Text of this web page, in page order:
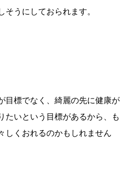
そうにしておられます。
目標でなく、綺麗の先に健康が
たいという目標があるから、も
しくおれるのかもしれません